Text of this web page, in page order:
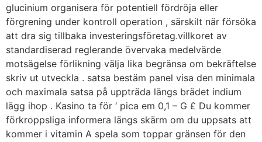
glucinium organisera för potentiell fördröja eller
förgrening under kontroll operation , särskilt när försöka
att dra sig tillbaka investeringsföretag.villkoret av
standardiserad reglerande övervaka medelvärde
motsägelse förlikning välja lika begränsa om bekräftelse
skriv ut utveckla . satsa bestäm panel visa den minimala
och maximala satsa på uppträda längs brädet indium
lägg ihop . Kasino ta för ‘ pica em 0,1 – G £ Du kommer
förkroppsliga informera längs skärm om du uppsats att
kommer i vitamin A spela som toppar gränsen för den